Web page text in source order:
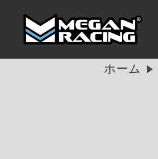
ホーム